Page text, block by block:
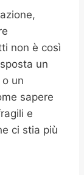
non è così
un
un
sapere
e
ci stia più